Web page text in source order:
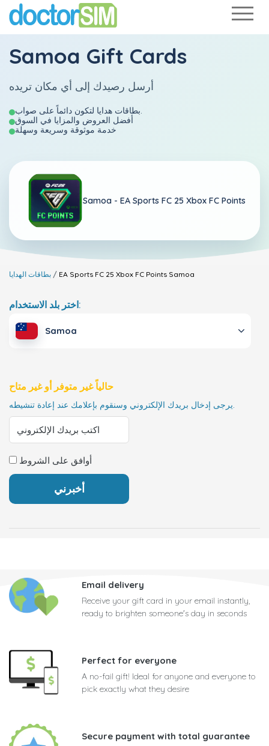
Samoa Gift Cards
أرسل رصيدك إلى أي مكان تريده
أفضل العروض والمزايا في السوق
خدمة موثوقة وسريعة وسهلة
Samoa - EA Sports FC 25 Xbox FC Points
بطاقات الهدايا EA Sports FC 25 Xbox FC Points Samoa
اختر بلد الاستخدام:
Samoa
حالياً غير متوفر أو غير متاح
يرجى إدخال بريدك الإلكتروني وسنقوم بإعلامك عند إعادة تنشيطه.
أوافق على الشروط
Email delivery
Receive your gift card in your email instantly,
ready to brighten someone's day in seconds
Perfect for everyone
A no-fail gift! Ideal for anyone and everyone to
pick exactly what they desire
Secure payment with total guarantee